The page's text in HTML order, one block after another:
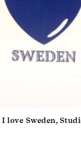
love Sweden,